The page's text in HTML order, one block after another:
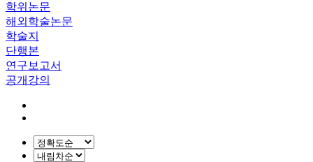
학위논문
해외학술논문
학술지
단행본
연구보고서
공개강의